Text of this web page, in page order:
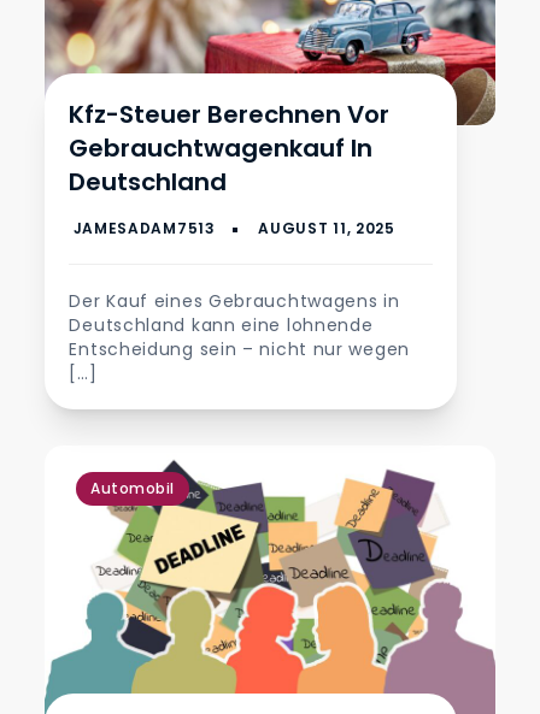
Kfz-Steuer Berechnen Vor
Gebrauchtwagenkauf In
Deutschland
Der Kauf eines Gebrauchtwagens in
Deutschland kann eine lohnende
Entscheidung sein – nicht nur wegen
[…]
Automobil